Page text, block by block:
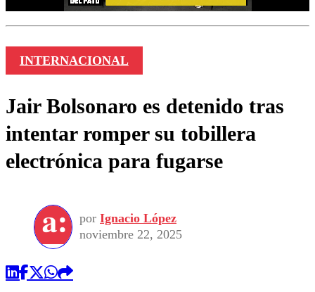
INTERNACIONAL
Jair Bolsonaro es detenido tras
intentar romper su tobillera
electrónica para fugarse
por Ignacio López
noviembre 22, 2025